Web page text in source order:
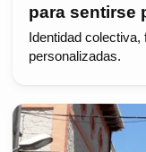
para sentirse
Identidad
personalizadas.